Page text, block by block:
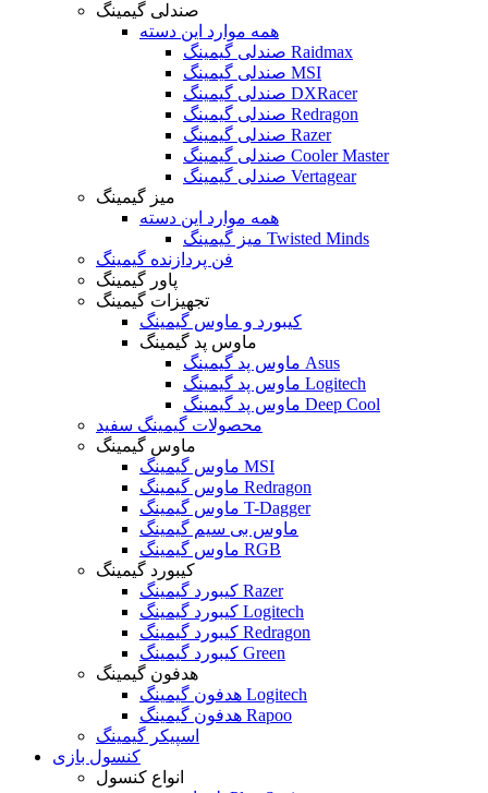
صندلی گیمینگ
همه موارد این دسته
صندلی گیمینگ Raidmax
صندلی گیمینگ MSI
صندلی گیمینگ DXRacer
صندلی گیمینگ Redragon
صندلی گیمینگ Razer
صندلی گیمینگ Cooler Master
صندلی گیمینگ Vertagear
میز گیمینگ
همه موارد این دسته
میز گیمینگ Twisted Minds
فن پردازنده گیمینگ
پاور گیمینگ
تجهیزات گیمینگ
کیبورد و ماوس گیمینگ
ماوس پد گیمینگ
ماوس پد گیمینگ Asus
ماوس پد گیمینگ Logitech
ماوس پد گیمینگ Deep Cool
محصولات گیمینگ سفید
ماوس گیمینگ
ماوس گیمینگ MSI
ماوس گیمینگ Redragon
ماوس گیمینگ T-Dagger
ماوس بی سیم گیمینگ
ماوس گیمینگ RGB
کیبورد گیمینگ
کیبورد گیمینگ Razer
کیبورد گیمینگ Logitech
کیبورد گیمینگ Redragon
کیبورد گیمینگ Green
هدفون گیمینگ
هدفون گیمینگ Logitech
هدفون گیمینگ Rapoo
اسپیکر گیمینگ
کنسول بازی
انواع کنسول